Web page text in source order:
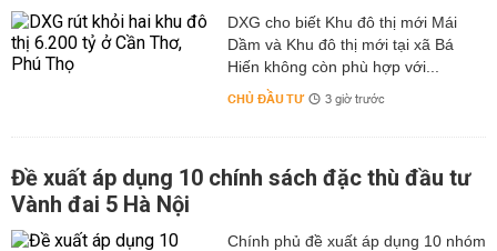
DXG cho biết Khu đô thị mới Mái
Dầm và Khu đô thị mới tại xã Bá
Hiến không còn phù hợp với...
CHỦ ĐẦU TƯ 3 giờ trước
Đề xuất áp dụng 10 chính sách đặc thù đầu tư
Vành đai 5 Hà Nội
Chính phủ đề xuất áp dụng 10 nhóm